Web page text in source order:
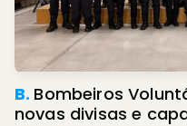
B. Bombeiros
novas divisas e